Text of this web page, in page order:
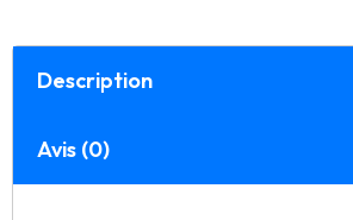
Description
Avis (0)